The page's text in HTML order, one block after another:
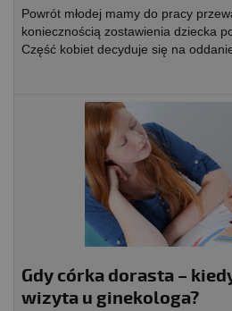
Powrót młodej mamy do pracy
koniecznością zostawienia dziecka
Część kobiet decyduje się na
Gdy córka dorasta –
wizyta u ginekologa?